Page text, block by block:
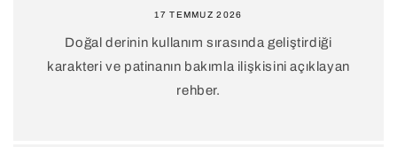
17 TEMMUZ 2026
Doğal derinin kullanım sırasında geliştirdiği
karakteri ve patinanın bakımla ilişkisini açıklayan
rehber.